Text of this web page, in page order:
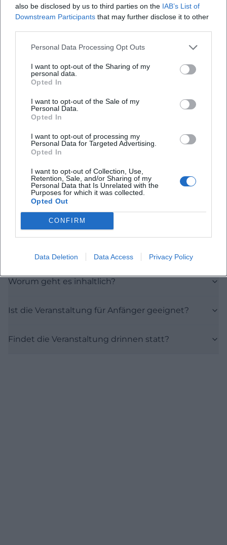
also be disclosed by us to third parties on the IAB’s List of
Downstream Participants that may further disclose it to other
Personal Data Processing Opt Outs
I want to opt-out of the Sharing of my
personal data.
Opted In
I want to opt-out of the Sale of my
Personal Data.
Opted In
I want to opt-out of processing my
Personal Data for Targeted Advertising.
Opted In
I want to opt-out of Collection, Use,
Retention, Sale, and/or Sharing of my
Personal Data that Is Unrelated with the
Purposes for which it was collected.
Opted Out
CONFIRM
Data Deletion Data Access Privacy Policy
Häufig gestellte Fragen
Wann findet der Workshop statt?
Wo ist der Veranstaltungsort?
Wie hoch ist der Eintrittspreis?
Worum geht es inhaltlich?
Ist die Veranstaltung für Anfänger geeignet?
Findet die Veranstaltung drinnen statt?